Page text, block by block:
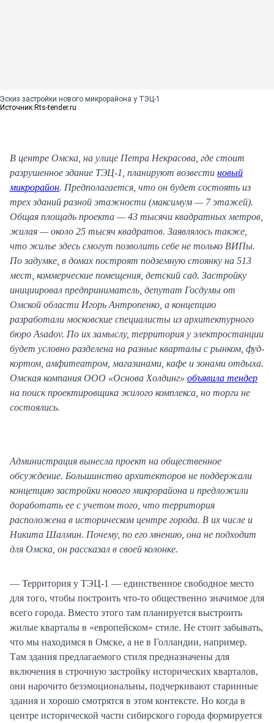
Эскиз застройки нового микрорайона у ТЭЦ-1
Источник: Rts-tender.ru
В центре Омска, на улице Петра Некрасова, где стоит
разрушенное здание ТЭЦ-1, планируют возвести новый
микрорайон. Предполагается, что он будет состоять из
трех зданий разной этажности (максимум — 7 этажей).
Общая площадь проекта — 43 тысячи квадратных метров,
жилая — около 25 тысяч квадратов. Заявлялось также,
что жилье здесь смогут позволить себе не только ВИПы.
По задумке, в домах построят подземную стоянку на 513
мест, коммерческие помещения, детский сад. Застройку
инициировал предприниматель, депутат Госдумы от
Омской области Игорь Антропенко, а концепцию
разработали московские специалисты из архитектурного
бюро Asadov. По их замыслу, территория у электростанции
будет условно разделена на разные кварталы с рынком, фуд-
кортом, амфитеатром, магазинами, кафе и зонами отдыха.
Омская компания ООО «Основа Холдинг» объявила тендер
на поиск проектировщика жилого комплекса, но торги не
состоялись.
Администрация вынесла проект на общественное
обсуждение. Большинство архитекторов не поддержали
концепцию застройки нового микрорайона и предложили
доработать ее с учетом того, что территория
расположена в историческом центре города. В их числе и
Никита Шалмин. Почему, по его мнению, она не подходит
для Омска, он рассказал в своей колонке.
— Территория у ТЭЦ-1 — единственное свободное место
для того, чтобы построить что-то общественно значимое для
всего города. Вместо этого там планируется выстроить
жилые кварталы в «европейском» стиле. Не стоит забывать,
что мы находимся в Омске, а не в Голландии, например.
Там здания предлагаемого стиля предназначены для
включения в строчную застройку исторических кварталов,
они нарочито безэмоциональны, подчеркивают старинные
здания и хорошо смотрятся в этом контексте. Но когда в
центре исторической части сибирского города формируется